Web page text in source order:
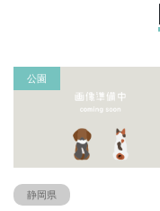
公園
静岡県